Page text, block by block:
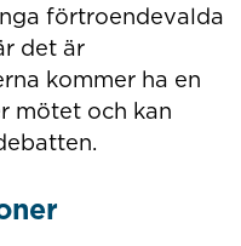
förtroendevalda
det är
kommer ha en
mötet och kan